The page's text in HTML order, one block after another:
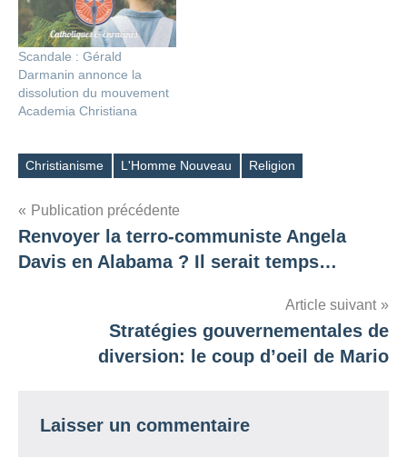
Scandale : Gérald
Darmanin annonce la
dissolution du mouvement
Academia Christiana
Étiquettes
Christianisme L'Homme Nouveau Religion
Navigation
de
Publication précédente
Renvoyer la terro-communiste Angela
Davis en Alabama ? Il serait temps…
Article suivant
Stratégies gouvernementales de
diversion: le coup d’oeil de Mario
Laisser un commentaire